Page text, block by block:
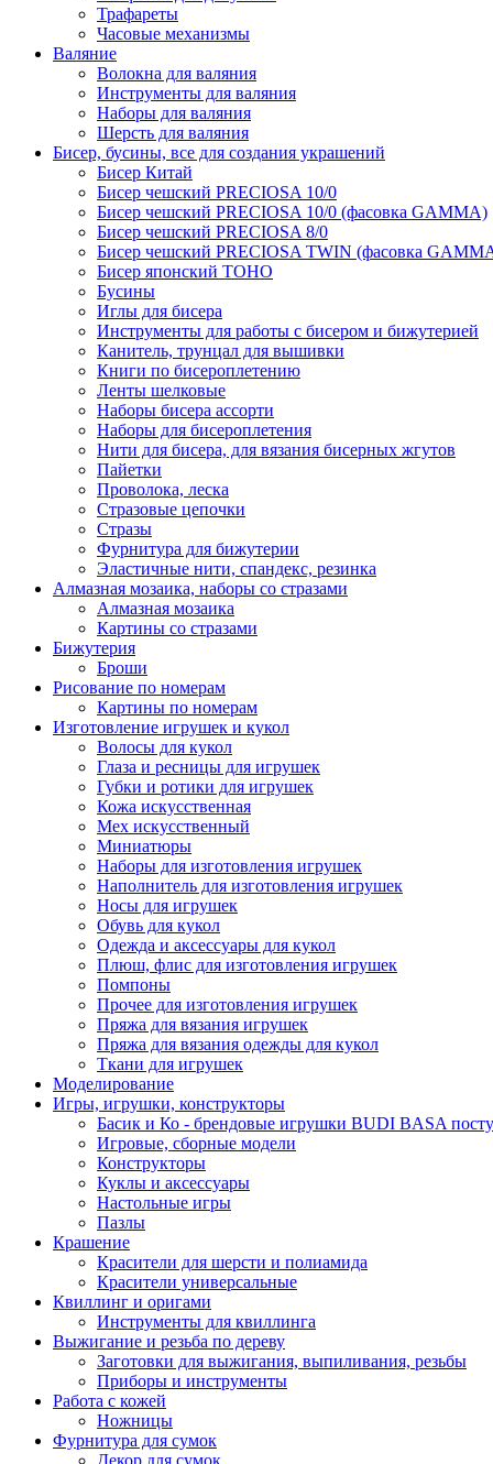
Трафареты
Часовые механизмы
Валяние
Волокна для валяния
Инструменты для валяния
Наборы для валяния
Шерсть для валяния
Бисер, бусины, все для создания украшений
Бисер Китай
Бисер чешский PRECIOSA 10/0
Бисер чешский PRECIOSA 10/0 (фасовка GAMMA)
Бисер чешский PRECIOSA 8/0
Бисер чешский PRECIOSA TWIN (фасовка
Бисер японский TOHO
Бусины
Иглы для бисера
Инструменты для работы с бисером и бижутерией
Канитель, трунцал для вышивки
Книги по бисероплетению
Ленты шелковые
Наборы бисера ассорти
Наборы для бисероплетения
Нити для бисера, для вязания бисерных жгутов
Пайетки
Проволока, леска
Стразовые цепочки
Стразы
Фурнитура для бижутерии
Эластичные нити, спандекс, резинка
Алмазная мозаика, наборы со стразами
Алмазная мозаика
Картины co стразами
Бижутерия
Броши
Рисование по номерам
Картины по номерам
Изготовление игрушек и кукол
Волосы для кукол
Глаза и ресницы для игрушек
Губки и ротики для игрушек
Кожа искусственная
Мех искусственный
Миниатюры
Наборы для изготовления игрушек
Наполнитель для изготовления игрушек
Носы для игрушек
Обувь для кукол
Одежда и аксессуары для кукол
Плюш, флис для изготовления игрушек
Помпоны
Прочее для изготовления игрушек
Пряжа для вязания игрушек
Пряжа для вязания одежды для кукол
Ткани для игрушек
Моделирование
Игры, игрушки, конструкторы
Басик и Ко - брендовые игрушки BUDI BASA
Игровые, сборные модели
Конструкторы
Куклы и аксессуары
Настольные игры
Пазлы
Крашение
Красители для шерсти и полиамида
Красители универсальные
Квиллинг и оригами
Инструменты для квиллинга
Выжигание и резьба по дереву
Заготовки для выжигания, выпиливания, резьбы
Приборы и инструменты
Работа с кожей
Ножницы
Фурнитура для сумок
Декор для сумок